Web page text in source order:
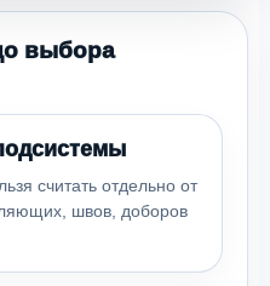
выбора
считать отдельно от
швов, доборов